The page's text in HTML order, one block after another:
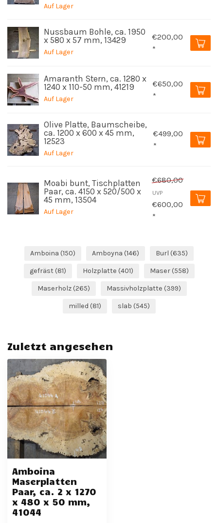
Auf Lager
Nussbaum Bohle, ca. 1950
x 580 x 57 mm, 13429
Auf Lager
€200,00
*
Amaranth Stern, ca. 1280 x
1240 x 110-50 mm, 41219
Auf Lager
€650,00
*
Olive Platte, Baumscheibe,
ca. 1200 x 600 x 45 mm,
12523
Auf Lager
€499,00
*
Moabi bunt, Tischplatten
Paar, ca. 4150 x 520/500 x
45 mm, 13504
Auf Lager
€680,00
UVP
€600,00
*
Amboina (150) Amboyna (146) Burl (635)
gefräst (81) Holzplatte (401) Maser (558)
Maserholz (265) Massivholzplatte (399)
milled (81) slab (545)
Zuletzt angesehen
Amboina
Maserplatten
Paar, ca. 2 x 1270
x 480 x 50 mm,
41044